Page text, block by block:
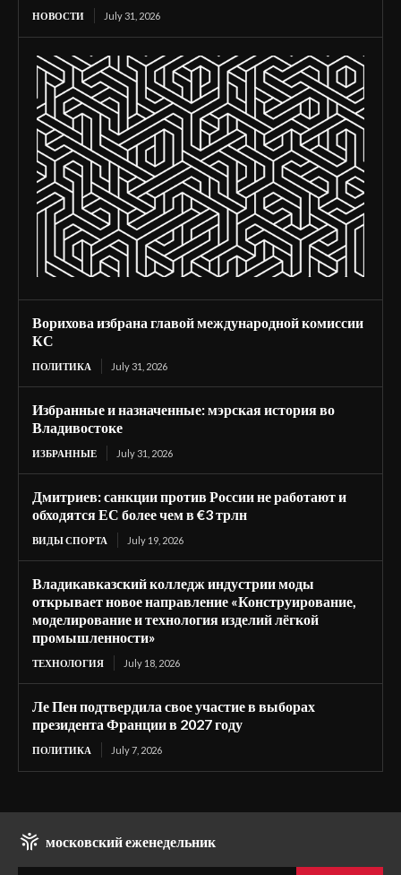
НОВОСТИ July 31, 2026
Ворихова избрана главой международной комиссии
КС
ПОЛИТИКА July 31, 2026
Избранные и назначенные: мэрская история во
Владивостоке
ИЗБРАННЫЕ July 31, 2026
Дмитриев: санкции против России не работают и
обходятся ЕС более чем в €3 трлн
ВИДЫ СПОРТА July 19, 2026
Владикавказский колледж индустрии моды
открывает новое направление «Конструирование,
моделирование и технология изделий лёгкой
промышленности»
ТЕХНОЛОГИЯ July 18, 2026
Ле Пен подтвердила свое участие в выборах
президента Франции в 2027 году
ПОЛИТИКА July 7, 2026
московский еженедельник